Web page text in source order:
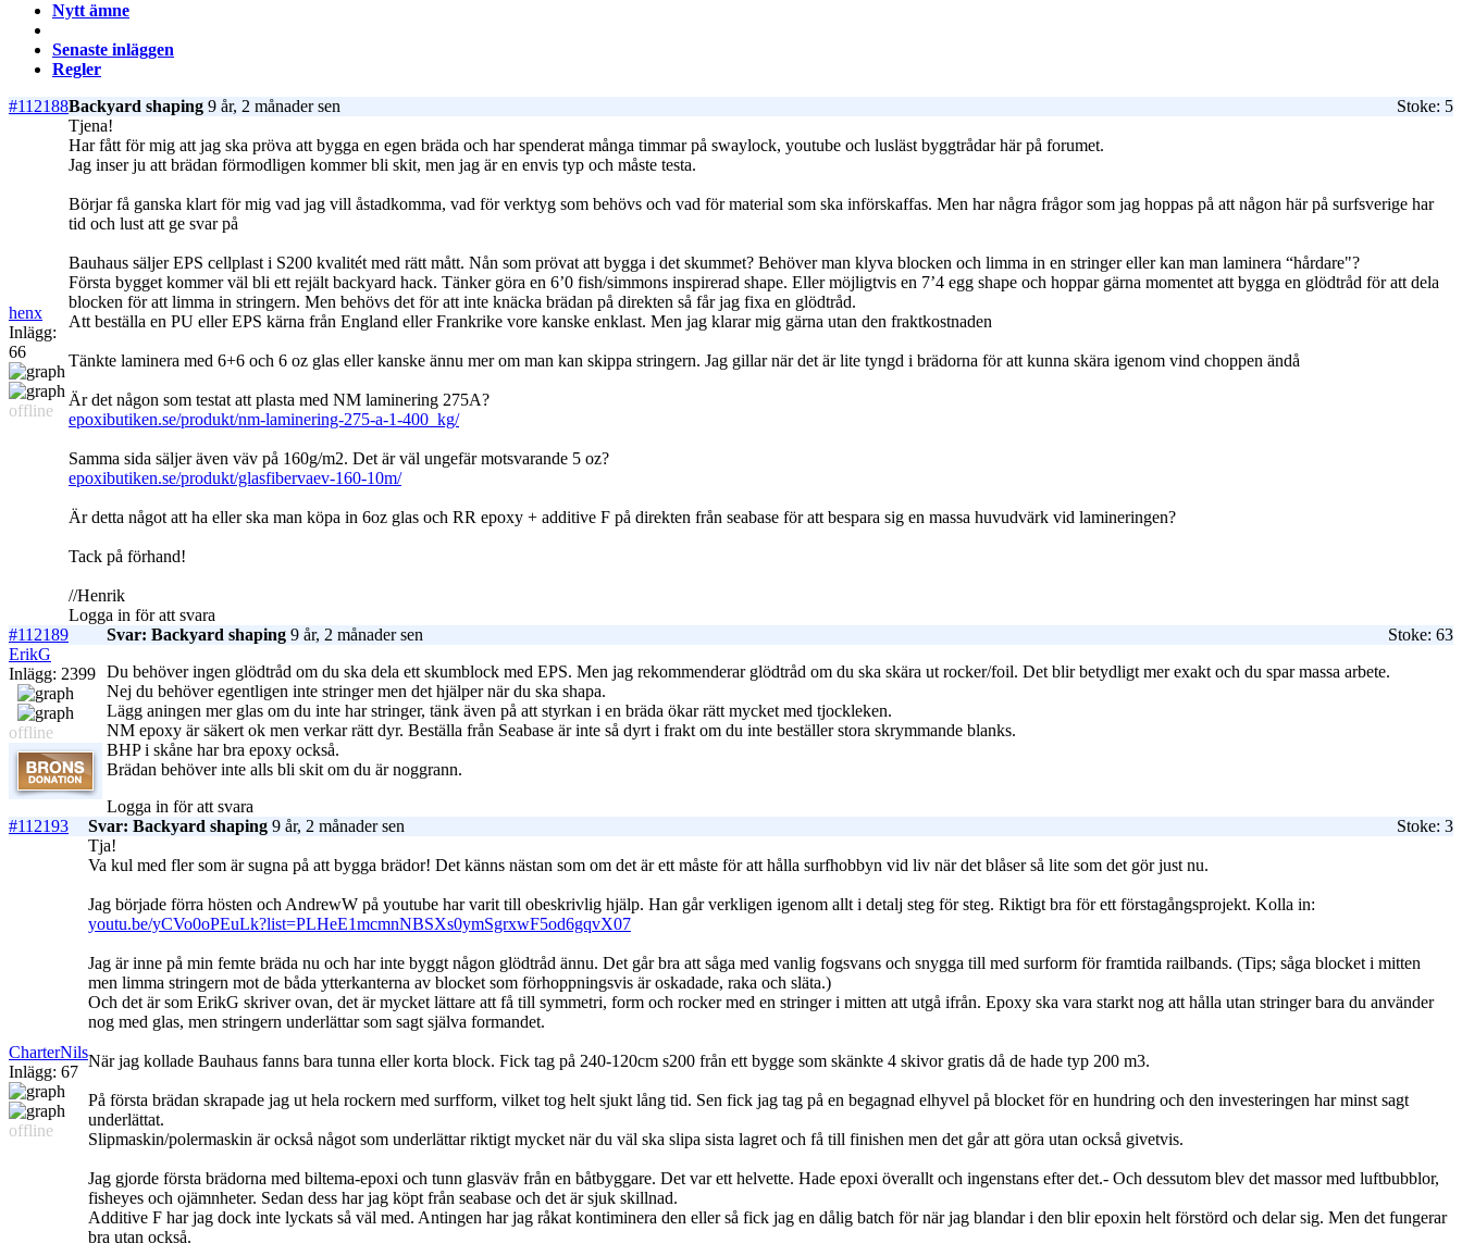
Nytt ämne
Senaste inläggen
Regler
#112188Backyard shaping 9 år, 2 månader sen Stoke: 5
henx
Inlägg:
66
offline
Tjena!
Har fått för mig att jag ska pröva att bygga en egen bräda och har spenderat många timmar på swaylock, youtube och lusläst byggtrådar här på forumet.
Jag inser ju att brädan förmodligen kommer bli skit, men jag är en envis typ och måste testa.
Börjar få ganska klart för mig vad jag vill åstadkomma, vad för verktyg som behövs och vad för material som ska införskaffas. Men har några frågor som jag hoppas på att någon här på surfsverige har
tid och lust att ge svar på
Bauhaus säljer EPS cellplast i S200 kvalitét med rätt mått. Nån som prövat att bygga i det skummet? Behöver man klyva blocken och limma in en stringer eller kan man laminera “hårdare"?
Första bygget kommer väl bli ett rejält backyard hack. Tänker göra en 6’0 fish/simmons inspirerad shape. Eller möjligtvis en 7’4 egg shape och hoppar gärna momentet att bygga en glödtråd för att dela
blocken för att limma in stringern. Men behövs det för att inte knäcka brädan på direkten så får jag fixa en glödtråd.
Att beställa en PU eller EPS kärna från England eller Frankrike vore kanske enklast. Men jag klarar mig gärna utan den fraktkostnaden
Tänkte laminera med 6+6 och 6 oz glas eller kanske ännu mer om man kan skippa stringern. Jag gillar när det är lite tyngd i brädorna för att kunna skära igenom vind choppen ändå
Är det någon som testat att plasta med NM laminering 275A?
epoxibutiken.se/produkt/nm-laminering-275-a-1-400_kg/
Samma sida säljer även väv på 160g/m2. Det är väl ungefär motsvarande 5 oz?
epoxibutiken.se/produkt/glasfibervaev-160-10m/
Är detta något att ha eller ska man köpa in 6oz glas och RR epoxy + additive F på direkten från seabase för att bespara sig en massa huvudvärk vid lamineringen?
Tack på förhand!
//Henrik
Logga in för att svara
#112189
Svar: Backyard shaping 9 år, 2 månader sen
Stoke: 63
ErikG
Inlägg: 2399
offline
Du behöver ingen glödtråd om du ska dela ett skumblock med EPS. Men jag rekommenderar glödtråd om du ska skära ut rocker/foil. Det blir betydligt mer exakt och du spar massa arbete.
Nej du behöver egentligen inte stringer men det hjälper när du ska shapa.
Lägg aningen mer glas om du inte har stringer, tänk även på att styrkan i en bräda ökar rätt mycket med tjockleken.
NM epoxy är säkert ok men verkar rätt dyr. Beställa från Seabase är inte så dyrt i frakt om du inte beställer stora skrymmande blanks.
BHP i skåne har bra epoxy också.
Brädan behöver inte alls bli skit om du är noggrann.
Logga in för att svara
#112193
Svar: Backyard shaping 9 år, 2 månader sen Stoke: 3
CharterNils
Inlägg: 67
offline
Tja!
Va kul med fler som är sugna på att bygga brädor! Det känns nästan som om det är ett måste för att hålla surfhobbyn vid liv när det blåser så lite som det gör just nu.
Jag började förra hösten och AndrewW på youtube har varit till obeskrivlig hjälp. Han går verkligen igenom allt i detalj steg för steg. Riktigt bra för ett förstagångsprojekt. Kolla in:
youtu.be/yCVo0oPEuLk?list=PLHeE1mcmnNBSXs0ymSgrxwF5od6gqvX07
Jag är inne på min femte bräda nu och har inte byggt någon glödtråd ännu. Det går bra att såga med vanlig fogsvans och snygga till med surform för framtida railbands. (Tips; såga blocket i mitten
men limma stringern mot de båda ytterkanterna av blocket som förhoppningsvis är oskadade, raka och släta.)
Och det är som ErikG skriver ovan, det är mycket lättare att få till symmetri, form och rocker med en stringer i mitten att utgå ifrån. Epoxy ska vara starkt nog att hålla utan stringer bara du använder
nog med glas, men stringern underlättar som sagt själva formandet.
När jag kollade Bauhaus fanns bara tunna eller korta block. Fick tag på 240-120cm s200 från ett bygge som skänkte 4 skivor gratis då de hade typ 200 m3.
På första brädan skrapade jag ut hela rockern med surfform, vilket tog helt sjukt lång tid. Sen fick jag tag på en begagnad elhyvel på blocket för en hundring och den investeringen har minst sagt
underlättat.
Slipmaskin/polermaskin är också något som underlättar riktigt mycket när du väl ska slipa sista lagret och få till finishen men det går att göra utan också givetvis.
Jag gjorde första brädorna med biltema-epoxi och tunn glasväv från en båtbyggare. Det var ett helvette. Hade epoxi överallt och ingenstans efter det.- Och dessutom blev det massor med luftbubblor,
fisheyes och ojämnheter. Sedan dess har jag köpt från seabase och det är sjuk skillnad.
Additive F har jag dock inte lyckats så väl med. Antingen har jag råkat kontiminera den eller så fick jag en dålig batch för när jag blandar i den blir epoxin helt förstörd och delar sig. Men det fungerar
bra utan också.